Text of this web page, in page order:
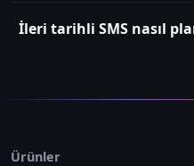
İleri tarihli SMS nasıl
Ürünler